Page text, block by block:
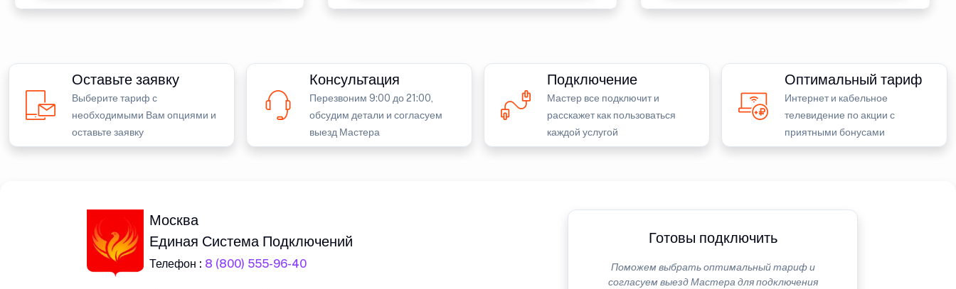
Оставьте заявку
Выберите тариф с
необходимыми Вам опциями и
оставьте заявку
Консультация
Перезвоним 9:00 до 21:00,
обсудим детали и согласуем
выезд Мастера
Подключение
Мастер все подключит и
расскажет как пользоваться
каждой услугой
Оптимальный тариф
Интернет и кабельное
телевидение по акции с
приятными бонусами
Москва
Единая Система Подключений
Телефон : 8 (800) 555-96-40
Готовы подключить
Поможем выбрать оптимальный тариф и
согласуем выезд Мастера для подключения